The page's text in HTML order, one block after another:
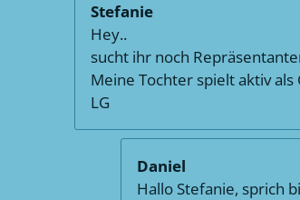
Stefanie
Hey..
sucht ihr noch
Meine Tochter spielt aktiv als
LG
Daniel
Hallo Stefanie, sprich